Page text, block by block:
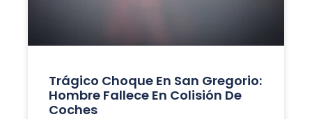
Trágico Choque En San Gregorio:
Hombre Fallece En Colisión De
Coches